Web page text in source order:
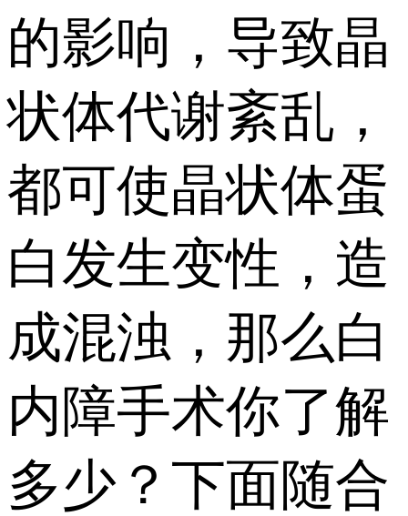
的影响，导致晶
状体代谢紊乱，
都可使晶状体蛋
白发生变性，造
成混浊，那么白
内障手术你了解
多少？下面随合